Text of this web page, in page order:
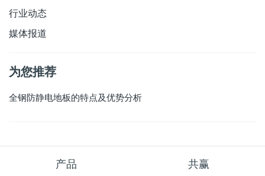
行业动态
媒体报道
为您推荐
全钢防静电地板的特点及优势分析
产品 共赢